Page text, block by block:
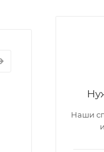
Наши